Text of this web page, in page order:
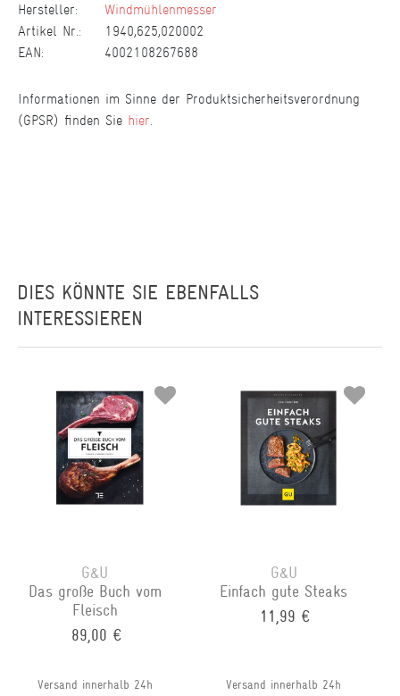
Hersteller:
Windmühlenmesser
Artikel Nr.:
1940,625,020002
EAN:
4002108267688
Informationen im Sinne der Produktsicherheitsverordnung
(GPSR) finden Sie hier.
DIES KÖNNTE SIE EBENFALLS
INTERESSIEREN
G&U
Das große Buch vom
Fleisch
89,00 €
Versand innerhalb 24h
G&U
Einfach gute Steaks
11,99 €
Versand innerhalb 24h